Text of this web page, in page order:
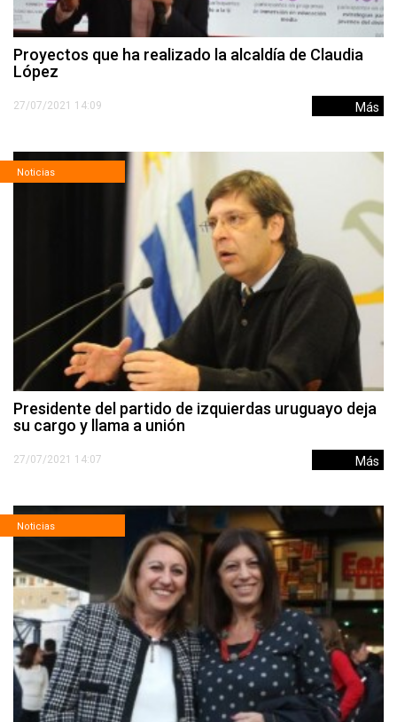
Proyectos que ha realizado la alcaldía de Claudia
López
27/07/2021 14:09 Más
Noticias
Presidente del partido de izquierdas uruguayo deja
su cargo y llama a unión
27/07/2021 14:07 Más
Noticias